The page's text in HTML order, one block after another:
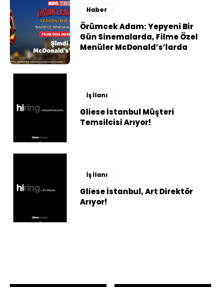
Haber
Örümcek Adam: Yepyeni Bir
Gün Sinemalarda, Filme Özel
Menüler McDonald’s’larda
İş İlanı
Gliese İstanbul Müşteri
Temsilcisi Arıyor!
İş İlanı
Gliese İstanbul, Art Direktör
Arıyor!